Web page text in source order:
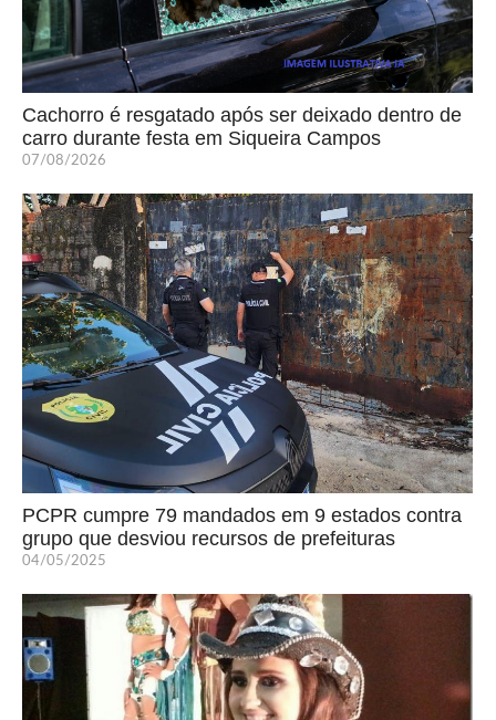
Cachorro é resgatado após ser deixado dentro de
carro durante festa em Siqueira Campos
07/08/2026
PCPR cumpre 79 mandados em 9 estados contra
grupo que desviou recursos de prefeituras
04/05/2025